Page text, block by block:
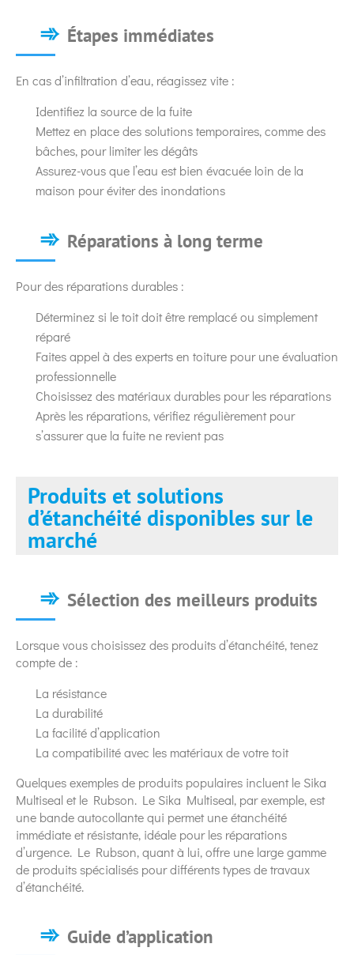
Étapes immédiates
En cas d’infiltration d’eau, réagissez vite :
Identifiez la source de la fuite
Mettez en place des solutions temporaires, comme des
bâches, pour limiter les dégâts
Assurez-vous que l’eau est bien évacuée loin de la
maison pour éviter des inondations
Réparations à long terme
Pour des réparations durables :
Déterminez si le toit doit être remplacé ou simplement
réparé
Faites appel à des experts en toiture pour une évaluation
professionnelle
Choisissez des matériaux durables pour les réparations
Après les réparations, vérifiez régulièrement pour
s’assurer que la fuite ne revient pas
Produits et solutions
d’étanchéité disponibles sur le
marché
Sélection des meilleurs produits
Lorsque vous choisissez des produits d’étanchéité, tenez
compte de :
La résistance
La durabilité
La facilité d’application
La compatibilité avec les matériaux de votre toit
Quelques exemples de produits populaires incluent le Sika
Multiseal et le Rubson. Le Sika Multiseal, par exemple, est
une bande autocollante qui permet une étanchéité
immédiate et résistante, idéale pour les réparations
d’urgence. Le Rubson, quant à lui, offre une large gamme
de produits spécialisés pour différents types de travaux
d’étanchéité.
Guide d’application